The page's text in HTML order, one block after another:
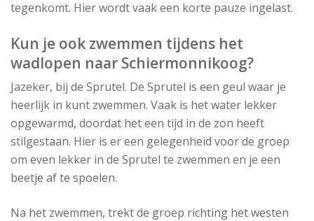
tegenkomt. Hier wordt vaak een korte pauze ingelast.
Kun je ook zwemmen tijdens het
wadlopen naar Schiermonnikoog?
Jazeker, bij de Sprutel. De Sprutel is een geul waar je
heerlijk in kunt zwemmen. Vaak is het water lekker
opgewarmd, doordat het een tijd in de zon heeft
stilgestaan. Hier is er een gelegenheid voor de groep
om even lekker in de Sprutel te zwemmen en je een
beetje af te spoelen.
Na het zwemmen, trekt de groep richting het westen